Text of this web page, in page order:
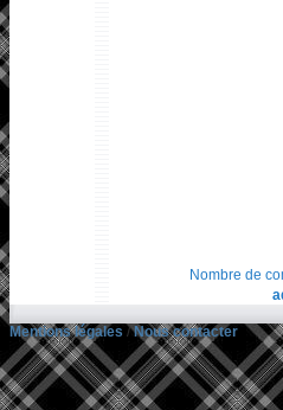
Nombre de
Mentions légales /Nous contacter